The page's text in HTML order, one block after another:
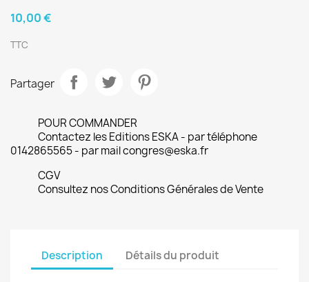
10,00 €
TTC
Partager
POUR COMMANDER
Contactez les Editions ESKA - par téléphone
0142865565 - par mail congres@eska.fr
CGV
Consultez nos Conditions Générales de Vente
Description Détails du produit